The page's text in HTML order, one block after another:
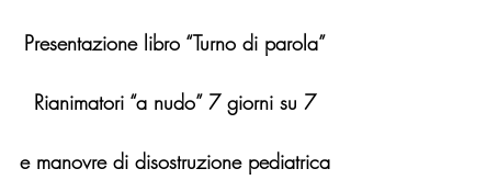
Presentazione libro “Turno di parola”
Rianimatori “a nudo” 7 giorni su 7
e manovre di disostruzione pediatrica